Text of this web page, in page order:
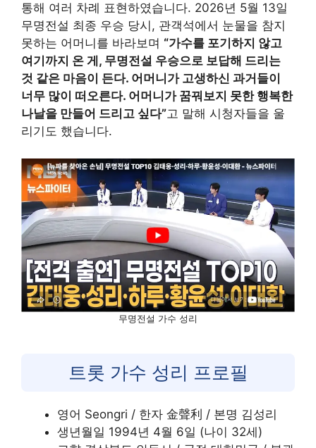
통해 여러 차례 표현하였습니다. 2026년 5월 13일
무명전설 최종 우승 당시, 관객석에서 눈물을 참지
못하는 어머니를 바라보며 “가수를 포기하지 않고
여기까지 온 게, 무명전설 우승으로 보답해 드리는
것 같은 마음이 든다. 어머니가 고생하신 과거들이
너무 많이 떠오른다. 어머니가 꿈꿔보지 못한 행복한
나날을 만들어 드리고 싶다”고 말해 시청자들을 울
리기도 했습니다.
무명전설 가수 성리
트롯 가수 성리 프로필
영어 Seongri / 한자 金聲利 / 본명 김성리
생년월일 1994년 4월 6일 (나이 32세)